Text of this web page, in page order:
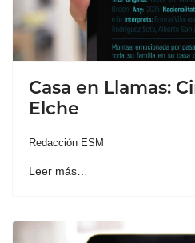
Casa en Llamas:
Elche
Redacción ESM
Leer más…